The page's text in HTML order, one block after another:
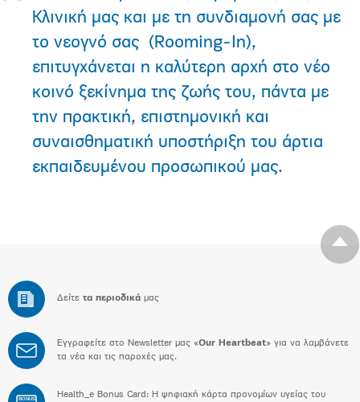
Κλινική μας και με τη συνδιαμονή σας με
το νεογνό σας (Rooming-In),
επιτυγχάνεται η καλύτερη αρχή στο νέο
κοινό ξεκίνημα της ζωής του, πάντα με
την πρακτική, επιστημονική και
συναισθηματική υποστήριξη του άρτια
εκπαιδευμένου προσωπικού μας.
Δείτε τα περιοδικά μας
Εγγραφείτε στο Newsletter μας «Our Heartbeat» για να λαμβάνετε
τα νέα και τις παροχές μας.
BONUS
Health_e Bonus Card: H ψηφιακή κάρτα προνομίων υγείας του